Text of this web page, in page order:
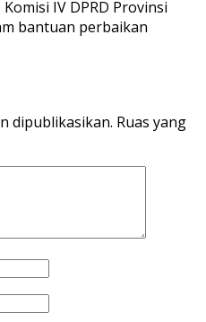
IV DPRD Provinsi
bantuan perbaikan
dipublikasikan. Ruas yang